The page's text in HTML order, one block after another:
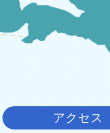
アクセス